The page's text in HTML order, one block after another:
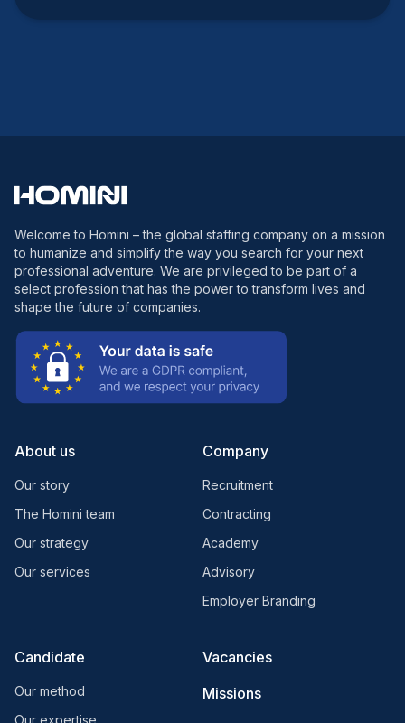
Welcome to Homini – the global staffing company on a mission
to humanize and simplify the way you search for your next
professional adventure. We are privileged to be part of a
select profession that has the power to transform lives and
shape the future of companies.
About us
Our story
The Homini team
Our strategy
Our services
Company
Recruitment
Contracting
Academy
Advisory
Employer Branding
Candidate
Our method
Our expertise
Vacancies
Missions